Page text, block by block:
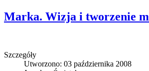
Marka. Wizja i tworzenie
Szczegóły
Utworzono: 03 października 2008